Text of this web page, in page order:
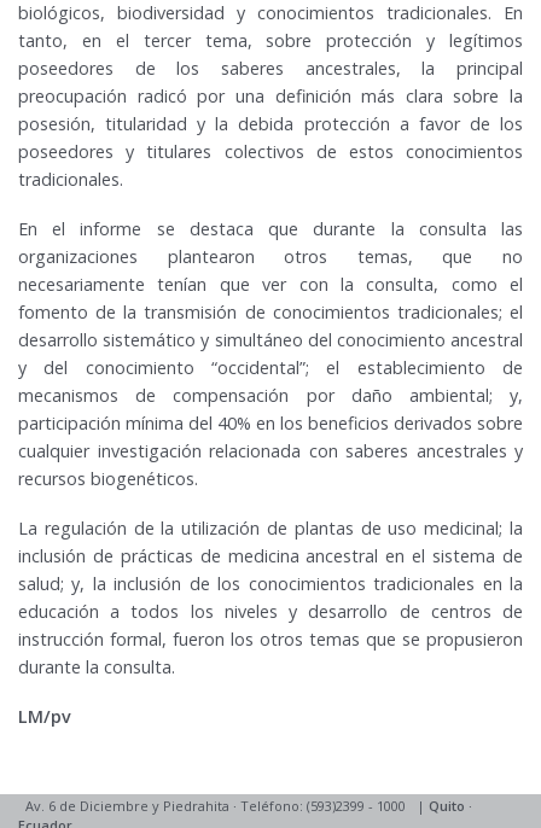
biológicos, biodiversidad y conocimientos tradicionales. En
tanto, en el tercer tema, sobre protección y legítimos
poseedores de los saberes ancestrales, la principal
preocupación radicó por una definición más clara sobre la
posesión, titularidad y la debida protección a favor de los
poseedores y titulares colectivos de estos conocimientos
tradicionales.
En el informe se destaca que durante la consulta las
organizaciones plantearon otros temas, que no
necesariamente tenían que ver con la consulta, como el
fomento de la transmisión de conocimientos tradicionales; el
desarrollo sistemático y simultáneo del conocimiento ancestral
y del conocimiento “occidental”; el establecimiento de
mecanismos de compensación por daño ambiental; y,
participación mínima del 40% en los beneficios derivados sobre
cualquier investigación relacionada con saberes ancestrales y
recursos biogenéticos.
La regulación de la utilización de plantas de uso medicinal; la
inclusión de prácticas de medicina ancestral en el sistema de
salud; y, la inclusión de los conocimientos tradicionales en la
educación a todos los niveles y desarrollo de centros de
instrucción formal, fueron los otros temas que se propusieron
durante la consulta.
LM/pv
Av. 6 de Diciembre y Piedrahita · Teléfono: (593)2399 - 1000 | Quito ·